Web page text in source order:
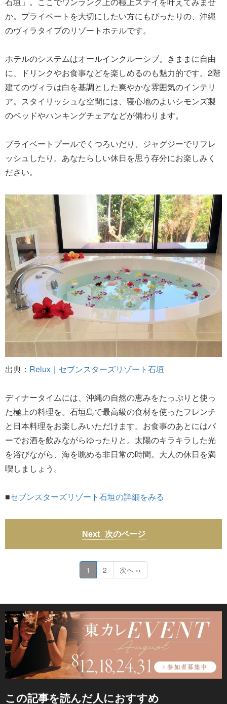
か。プライベートを大切にしたい方にもぴったりの、沖縄
のヴィラタイプのリゾートホテルです。
ホテルのシステムはオールインクルーシブ。きままに自由
に、ドリンクやお食事などを楽しめるのも魅力的です。2階
建てのヴィラは白を基調とした爽やかな雰囲気のインテリ
ア。スタイリッシュな空間には、寝心地のよいシモンズ製
のベッドやハンキングチェアなどが備わります。
プライベートプールでくつろいだり、ジャグジーでリフレ
ッシュしたり。あなたらしい休日を思う存分にお楽しみく
ださい。
出典： Relux｜セブンスターズリゾート石垣
ディナータイムには、沖縄の自然の恵みをたっぷりと使っ
た極上の料理を。石垣島で最高級の食材を使ったフレンチ
と日本料理をお楽しみいただけます。お食事のあとにはバ
ーでお酒を飲みながらゆったりと。太陽のキラキラした光
を浴びながら、海を眺める非日常の時間。大人の休日を満
喫しましょう。
■セブンスターズリゾート石垣の詳細をみる
次のページ
1 2 次へ ››
この記事を読んだ人におすすめ